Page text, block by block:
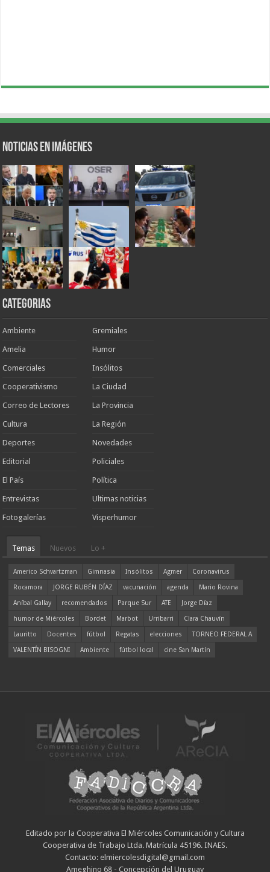
Noticias en Imágenes
Categorias
Ambiente
Amelia
Comerciales
Cooperativismo
Correo de Lectores
Cultura
Deportes
Editorial
El País
Entrevistas
Fotogalerías
Gremiales
Humor
Insólitos
La Ciudad
La Provincia
La Región
Novedades
Policiales
Política
Ultimas noticias
Visperhumor
Temas Nuevos Lo +
Americo Schvartzman Gimnasia Insólitos Agmer
Coronavirus
Rocamora
JORGE RUBÉN DÍAZ vacunación agenda
Mario Rovina
Aníbal Gallay
recomendados Parque Sur ATE
Jorge Díaz
humor de Miércoles
Bordet Marbot Urribarri
Clara Chauvín
Lauritto
Docentes fútbol Regatas elecciones
TORNEO FEDERAL A
VALENTÍN BISOGNI
Ambiente fútbol local cine San Martín
Editado por la Cooperativa El Miércoles Comunicación y Cultura
Cooperativa de Trabajo Ltda. Matrícula 45196. INAES.
Contacto: elmiercolesdigital@gmail.com
Ameghino 68 - Concepción del Uruguay